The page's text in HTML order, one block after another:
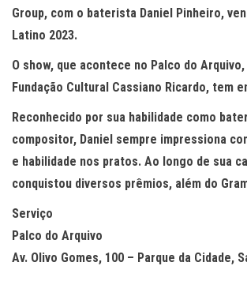
Group, com o baterista Daniel Pinheiro,
Latino 2023.
O show, que acontece no Palco do
Fundação Cultural Cassiano Ricardo, tem
Reconhecido por sua habilidade como
compositor, Daniel sempre impressiona
e habilidade nos pratos. Ao longo de sua
conquistou diversos prêmios, além do
Serviço
Palco do Arquivo
Av. Olivo Gomes, 100 – Parque da Cidade,